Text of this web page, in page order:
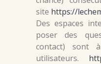
site https://
Des espaces
poser des
contact) sont
utilisateurs.